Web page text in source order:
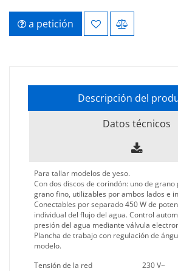
a petición
Descripción del
Datos técnicos
Para tallar modelos de yeso.
Con dos discos de corindón: uno de grano
grano fino, utilizables por ambos lados e
Conectables por separado 450 W de
individual del flujo del agua. Control
presión del agua mediante válvula
Plancha de trabajo con regulación de
modelo.
Tensión de la red
230 V~